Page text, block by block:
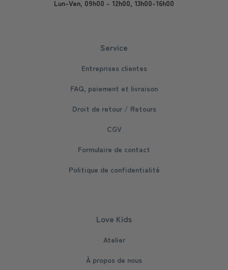
Lun-Ven, 09h00 - 12h00, 13h00-16h00
Service
Entreprises clientes
FAQ, paiement et livraison
Droit de retour / Retours
CGV
Formulaire de contact
Politique de confidentialité
Love Kids
Atelier
À propos de nous